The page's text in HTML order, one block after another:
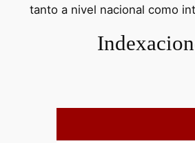
tanto a nivel nacional como